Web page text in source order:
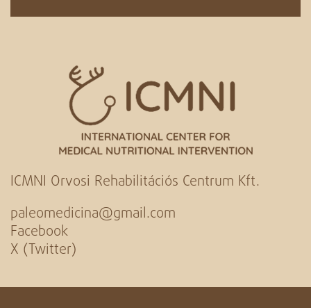
ICMNI Orvosi Rehabilitációs Centrum Kft.
paleomedicina@gmail.com
Facebook
X (Twitter)